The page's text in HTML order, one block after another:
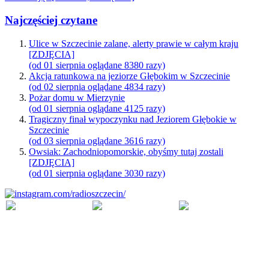
Najczęściej czytane
Ulice w Szczecinie zalane, alerty prawie w całym kraju
[ZDJĘCIA]
(od 01 sierpnia oglądane 8380 razy)
Akcja ratunkowa na jeziorze Głębokim w Szczecinie
(od 02 sierpnia oglądane 4834 razy)
Pożar domu w Mierzynie
(od 01 sierpnia oglądane 4125 razy)
Tragiczny finał wypoczynku nad Jeziorem Głębokie w
Szczecinie
(od 03 sierpnia oglądane 3616 razy)
Owsiak: Zachodniopomorskie, obyśmy tutaj zostali
[ZDJĘCIA]
(od 01 sierpnia oglądane 3030 razy)